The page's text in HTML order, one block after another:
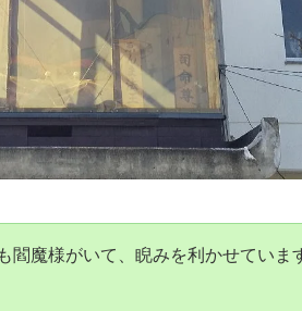
閻魔様がいて、睨みを利かせていま